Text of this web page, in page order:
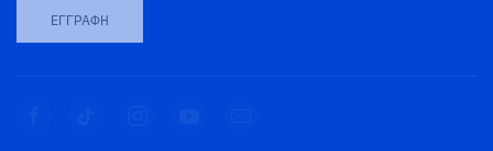
ΕΓΓΡΑΦΉ